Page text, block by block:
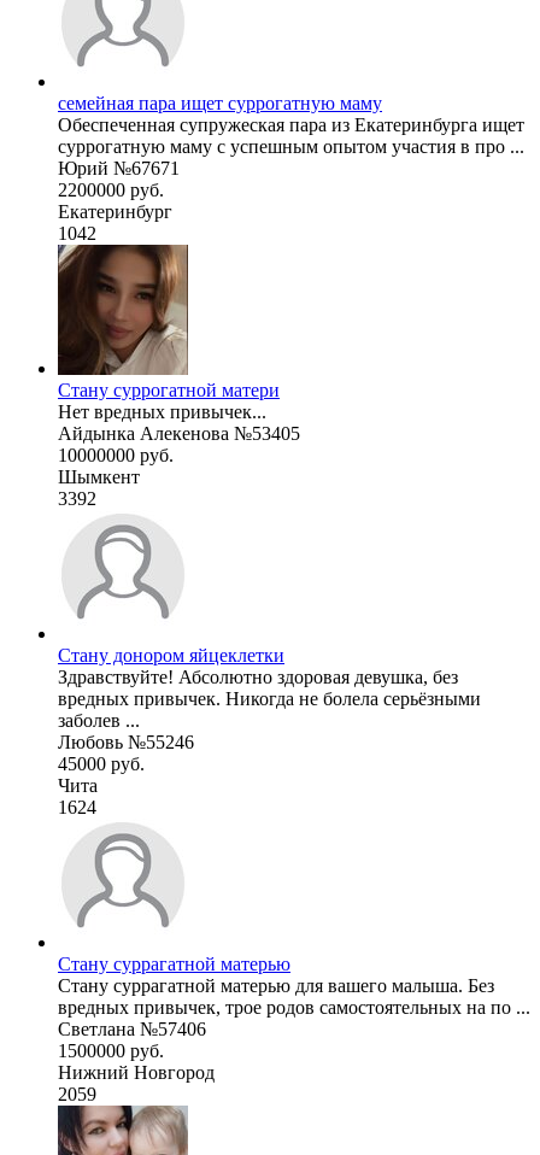
семейная пара ищет суррогатную маму
Обеспеченная супружеская пара из Екатеринбурга ищет
суррогатную маму с успешным опытом участия в про ...
Юрий №67671
2200000 руб.
Екатеринбург
1042
Стану суррогатной матери
Нет вредных привычек...
Айдынка Алекенова №53405
10000000 руб.
Шымкент
3392
Стану донором яйцеклетки
Здравствуйте! Абсолютно здоровая девушка, без
вредных привычек. Никогда не болела серьёзными
заболев ...
Любовь №55246
45000 руб.
Чита
1624
Стану суррагатной матерью
Стану суррагатной матерью для вашего малыша. Без
вредных привычек, трое родов самостоятельных на по ...
Светлана №57406
1500000 руб.
Нижний Новгород
2059